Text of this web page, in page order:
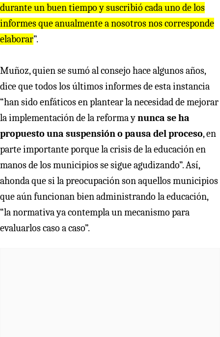
durante un buen tiempo y suscribió cada uno de los
informes que anualmente a nosotros nos corresponde
elaborar”.
Muñoz, quien se sumó al consejo hace algunos años,
dice que todos los últimos informes de esta instancia
“han sido enfáticos en plantear la necesidad de mejorar
la implementación de la reforma ynunca se ha
propuesto una suspensión o pausa del proceso, en
parte importante porque la crisis de la educación en
manos de los municipios se sigue agudizando”. Así,
ahonda que si la preocupación son aquellos municipios
que aún funcionan bien administrando la educación,
“la normativa ya contempla un mecanismo para
evaluarlos caso a caso”.